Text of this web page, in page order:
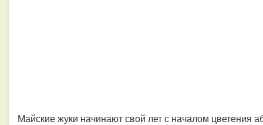
Майские жуки начинают свой лет с началом цветения